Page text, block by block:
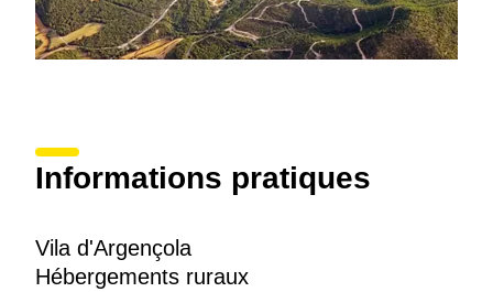
Informations pratiques
Vila d'Argençola
Hébergements ruraux